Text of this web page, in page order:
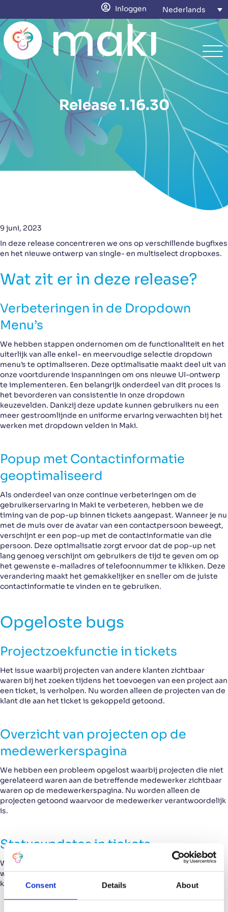
Consent Details About
Inloggen Nederlands
Release 1.16.30
9 juni, 2023
In deze release concentreren we ons op verschillende bugfixes
en het nieuwe ontwerp van single- en multiselect dropboxes.
Wat zit er in deze release?
Verbeteringen in de Dropdown
Menu’s
We hebben stappen ondernomen om de functionaliteit en het
uiterlijk van alle enkel- en meervoudige selectie dropdown
menu’s te optimaliseren. Deze optimalisatie maakt deel uit van
onze voortdurende inspanningen om ons nieuwe UI-ontwerp
te implementeren. Een belangrijk onderdeel van dit proces is
het bevorderen van consistentie in onze dropdown
keuzevelden. Dankzij deze update kunnen gebruikers nu een
meer gestroomlijnde en uniforme ervaring verwachten bij het
werken met dropdown velden in Maki.
Popup met Contactinformatie
geoptimaliseerd
Als onderdeel van onze continue verbeteringen om de
gebruikerservaring in Maki te verbeteren, hebben we de
timing van de pop-up binnen tickets aangepast. Wanneer je nu
met de muis over de avatar van een contactpersoon beweegt,
verschijnt er een pop-up met de contactinformatie van die
persoon. Deze optimalisatie zorgt ervoor dat de pop-up net
lang genoeg verschijnt om gebruikers de tijd te geven om op
het gewenste e-mailadres of telefoonnummer te klikken. Deze
verandering maakt het gemakkelijker en sneller om de juiste
contactinformatie te vinden en te gebruiken.
Opgeloste bugs
Projectzoekfunctie in tickets
Het issue waarbij projecten van andere klanten zichtbaar
waren bij het zoeken tijdens het toevoegen van een project aan
een ticket, is verholpen. Nu worden alleen de projecten van de
klant die aan het ticket is gekoppeld getoond.
Overzicht van projecten op de
medewerkerspagina
We hebben een probleem opgelost waarbij projecten die niet
gerelateerd waren aan de betreffende medewerker zichtbaar
waren op de medewerkerspagina. Nu worden alleen de
projecten getoond waarvoor de medewerker verantwoordelijk
is.
Statusupdates in tickets
We hebben de weergave van statusupdates verbeterd. Nu
wordt de nieuwe status “Open” direct weergegeven na het
klikken op de knop “Assign to me” in een ticket.